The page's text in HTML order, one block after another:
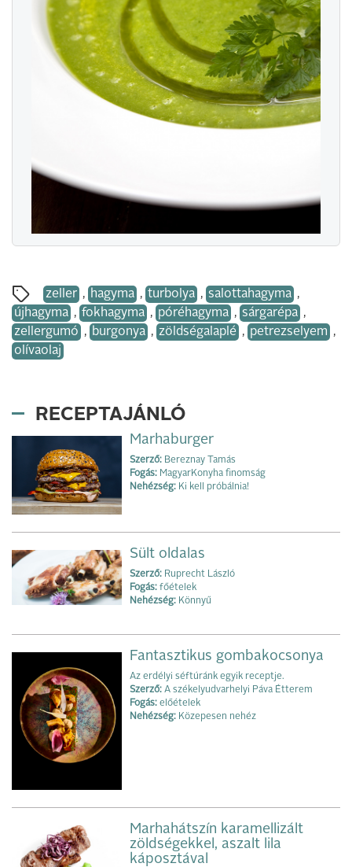
zeller , hagyma , turbolya , salottahagyma ,
újhagyma , fokhagyma , póréhagyma , sárgarépa ,
zellergumó , burgonya , zöldségalaplé , petrezselyem ,
olívaolaj
RECEPTAJÁNLÓ
Marhaburger
Szerző: Bereznay Tamás
Fogás: MagyarKonyha finomság
Nehézség: Ki kell próbálnia!
Sült oldalas
Szerző: Ruprecht László
Fogás: főételek
Nehézség: Könnyű
Fantasztikus gombakocsonya
Az erdélyi séftúránk egyik receptje.
Szerző: A székelyudvarhelyi Páva Étterem
Fogás: előételek
Nehézség: Közepesen nehéz
Marhahátszín karamellizált
zöldségekkel, aszalt lila
káposztával